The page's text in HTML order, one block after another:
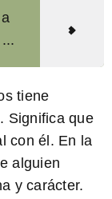
tiene
Significa que
con él. En la
alguien
y carácter.